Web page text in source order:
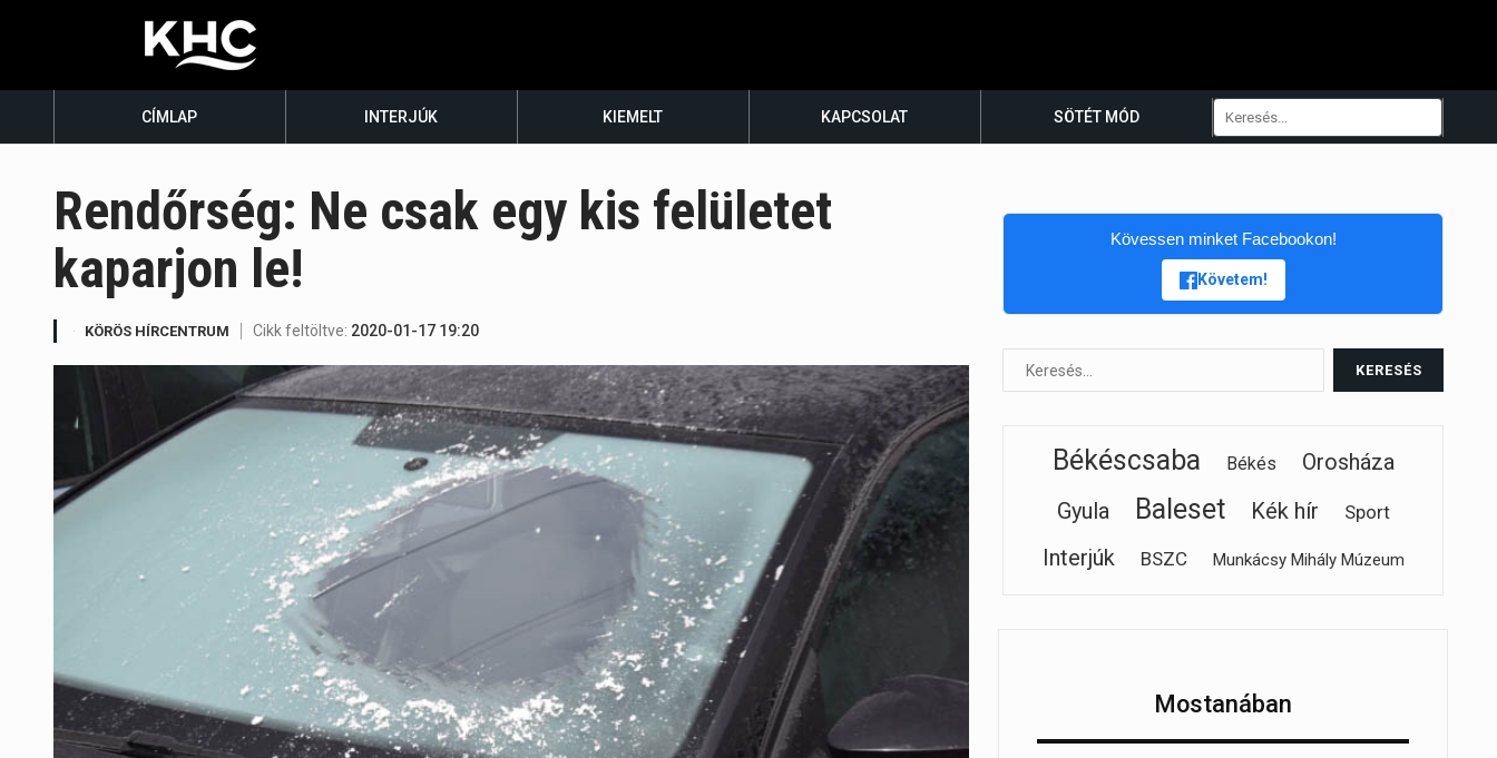
CÍMLAP INTERJÚK KIEMELT KAPCSOLAT SÖTÉT MÓD
Rendőrség: Ne csak egy kis felületet
kaparjon le!
KÖRÖS HÍRCENTRUM Cikk feltöltve: 2020-01-17 19:20
Kövessen minket Facebookon!
Követem!
Békéscsaba Békés
Orosháza
Gyula
Baleset Kék hír Sport
Interjúk BSZC Munkácsy Mihály Múzeum
Mostanában